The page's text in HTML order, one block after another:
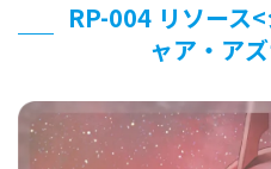
RP-004 リソース
ャア・ア